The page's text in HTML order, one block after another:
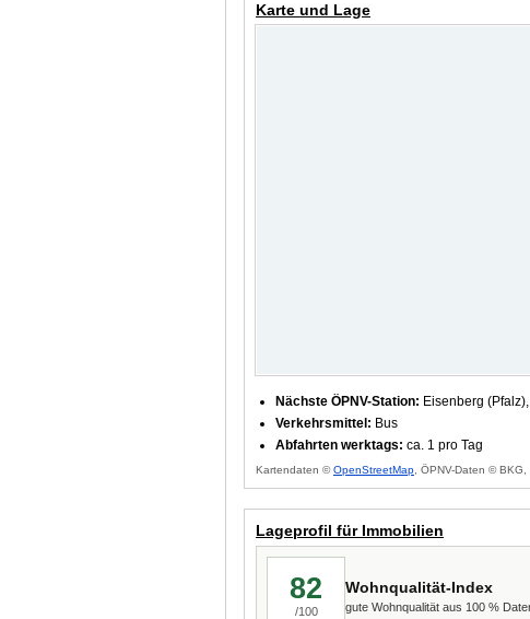
Karte und Lage
Nächste ÖPNV-Station: Eisenberg
Verkehrsmittel: Bus
Abfahrten werktags: ca. 1 pro Tag
Kartendaten ©OpenStreetMap , ÖPNV-Daten © BKG,
Lageprofil für Immobilien
82
/100
Wohnqualität-Index
gute Wohnqualität aus 100 %